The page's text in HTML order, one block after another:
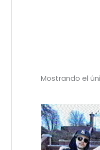
Mostrando el